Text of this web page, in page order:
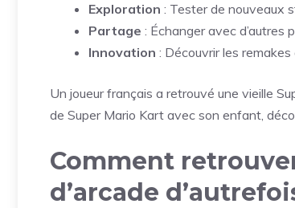
Exploration : Tester de nouveaux
Partage : Échanger avec d’autres
Innovation : Découvrir les
Un joueur français a retrouvé une vieille
de Super Mario Kart avec son enfant,
Comment
d’arcade